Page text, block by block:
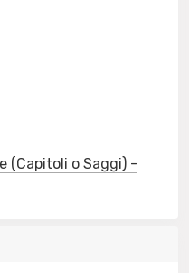
(Capitoli o Saggi) -